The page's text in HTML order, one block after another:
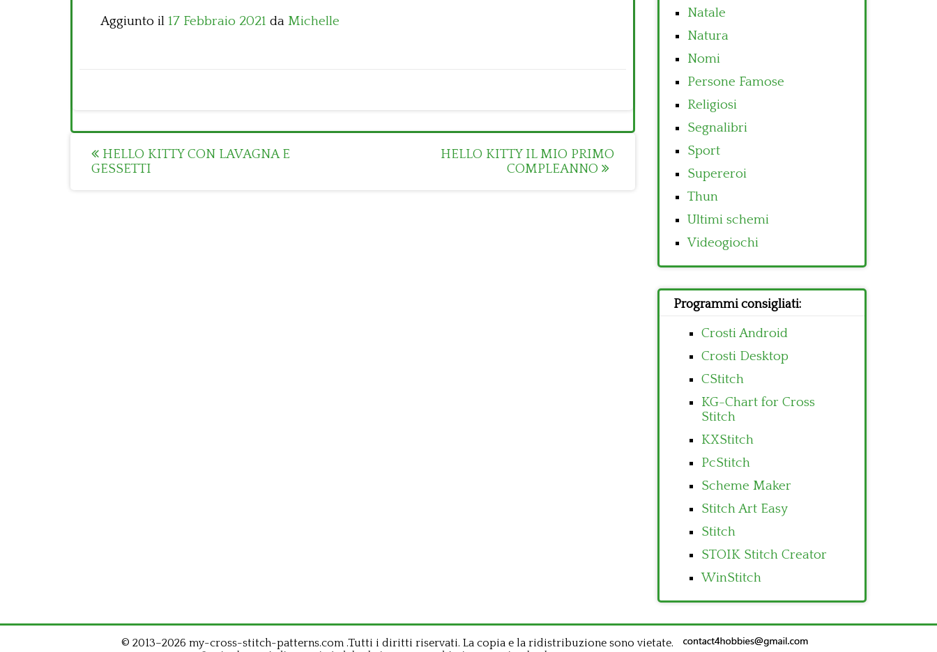
Aggiunto il 17 Febbraio 2021 da Michelle
Post
navigation
HELLO KITTY CON LAVAGNA E
GESSETTI
HELLO KITTY IL MIO PRIMO
COMPLEANNO
Natale
Natura
Nomi
Persone Famose
Religiosi
Segnalibri
Sport
Supereroi
Thun
Ultimi schemi
Videogiochi
Programmi consigliati:
Crosti Android
Crosti Desktop
CStitch
KG-Chart for Cross
Stitch
KXStitch
PcStitch
Scheme Maker
Stitch Art Easy
Stitch
STOIK Stitch Creator
WinStitch
© 2013–2026 my-cross-stitch-patterns.com .Tutti i diritti riservati. La copia e la ridistribuzione sono vietate.